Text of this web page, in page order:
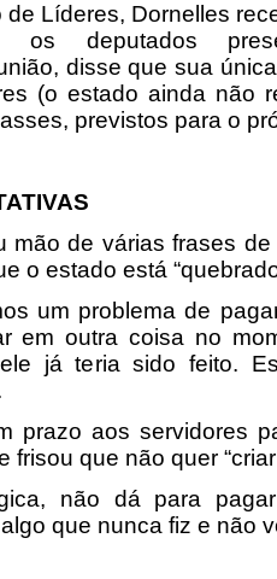
Líderes, Dornelles
os deputados
disse que sua
(o estado ainda não
previstos para o
mão de várias frases
o estado está
um problema de
em outra coisa no
já teria sido feito.
prazo aos servidores
frisou que não quer
não dá para
que nunca fiz e não